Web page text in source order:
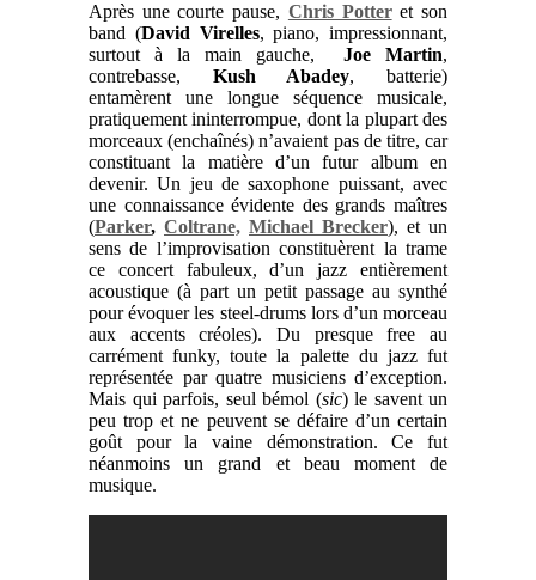
Après une courte pause, Chris Potteret son
band (David Virelles, piano, impressionnant,
surtout à la main gauche, Joe Martin,
contrebasse, Kush Abadey, batterie)
entamèrent une longue séquence musicale,
pratiquement ininterrompue, dont la plupart des
morceaux (enchaînés) n’avaient pas de titre, car
constituant la matière d’un futur album en
devenir. Un jeu de saxophone puissant, avec
une connaissance évidente des grands maîtres
(Parker, Coltrane, Michael Brecker), et un
sens de l’improvisation constituèrent la trame
ce concert fabuleux, d’un jazz entièrement
acoustique (à part un petit passage au synthé
pour évoquer les steel-drums lors d’un morceau
aux accents créoles). Du presque free au
carrément funky, toute la palette du jazz fut
représentée par quatre musiciens d’exception.
Mais qui parfois, seul bémol (sic) le savent un
peu trop et ne peuvent se défaire d’un certain
goût pour la vaine démonstration. Ce fut
néanmoins un grand et beau moment de
musique.